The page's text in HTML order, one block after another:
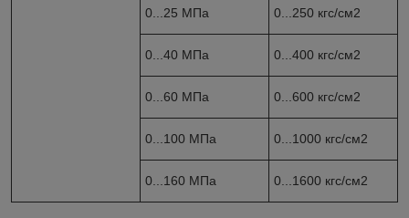
0...25 МПа 0...250 кгс/см2
0...40 МПа 0...400 кгс/см2
0...60 МПа 0...600 кгс/см2
0...100 МПа 0...1000 кгс/см2
0...160 МПа 0...1600 кгс/см2